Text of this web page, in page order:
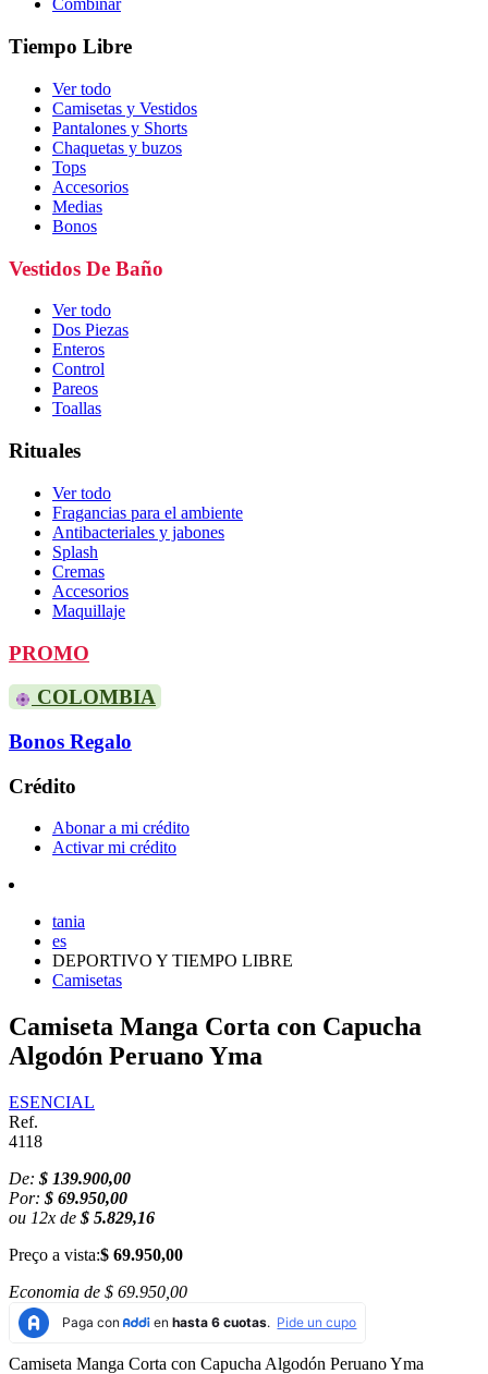
Combinar
Tiempo Libre
Ver todo
Camisetas y Vestidos
Pantalones y Shorts
Chaquetas y buzos
Tops
Accesorios
Medias
Bonos
Vestidos De Baño
Ver todo
Dos Piezas
Enteros
Control
Pareos
Toallas
Rituales
Ver todo
Fragancias para el ambiente
Antibacteriales y jabones
Splash
Cremas
Accesorios
Maquillaje
PROMO
COLOMBIA
Bonos Regalo
Crédito
Abonar a mi crédito
Activar mi crédito
tania
es
DEPORTIVO Y TIEMPO LIBRE
Camisetas
Camiseta Manga Corta con Capucha
Algodón Peruano Yma
ESENCIAL
Ref.
4118
De: $ 139.900,00
Por: $ 69.950,00
ou 12x de $ 5.829,16
Preço a vista:$ 69.950,00
Economia de $ 69.950,00
Camiseta Manga Corta con Capucha Algodón Peruano Yma